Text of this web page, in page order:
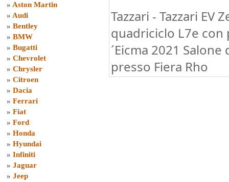
» Aston Martin
» Audi
» Bentley
» BMW
» Bugatti
» Chevrolet
» Chrysler
» Citroen
» Dacia
» Ferrari
» Fiat
» Ford
» Honda
» Hyundai
» Infiniti
» Jaguar
» Jeep
Tazzari - Tazzari EV
quadriciclo L7e con
´Eicma 2021
presso Fiera Rho